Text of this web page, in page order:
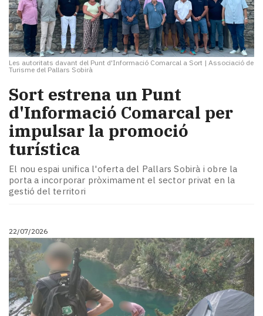
Les autoritats davant del Punt d'Informació Comarcal a Sort | Associació de
Turisme del Pallars Sobirà
Sort estrena un Punt
d'Informació Comarcal per
impulsar la promoció
turística
El nou espai unifica l'oferta del Pallars Sobirà i obre la
porta a incorporar pròximament el sector privat en la
gestió del territori
22/07/2026